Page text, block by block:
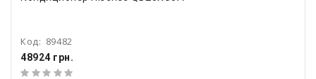
Код: 89482
48924 грн.